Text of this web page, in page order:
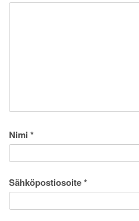
Nimi *
Sähköpostiosoite*